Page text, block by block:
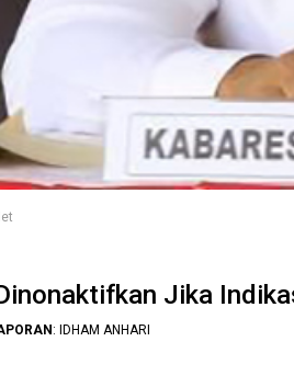
Jika
: IDHAM ANHARI